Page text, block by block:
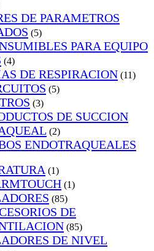
DE PARAMETROS
(5)
PARA EQUIPO
(4)
DE RESPIRACION (11)
(5)
(3)
DE SUCCION
(2)
ENDOTRAQUEALES
(1)
(1)
(85)
DE
(85)
DE NIVEL